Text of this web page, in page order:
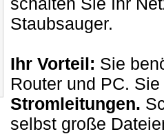
Staubsauger.
Ihr Vorteil: Sie
Router und PC.
Stromleitungen.
selbst große